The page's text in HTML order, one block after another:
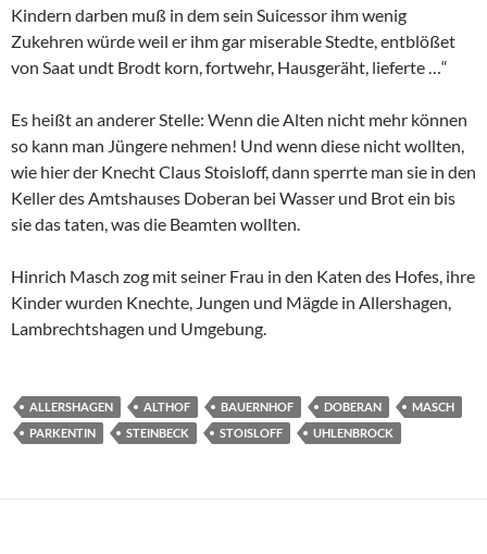
Kindern darben muß in dem sein Suicessor ihm wenig
Zukehren würde weil er ihm gar miserable Stedte, entblößet
von Saat undt Brodt korn, fortwehr, Hausgeräht, lieferte …“
Es heißt an anderer Stelle: Wenn die Alten nicht mehr können
so kann man Jüngere nehmen! Und wenn diese nicht wollten,
wie hier der Knecht Claus Stoisloff, dann sperrte man sie in den
Keller des Amtshauses Doberan bei Wasser und Brot ein bis
sie das taten, was die Beamten wollten.
Hinrich Masch zog mit seiner Frau in den Katen des Hofes, ihre
Kinder wurden Knechte, Jungen und Mägde in Allershagen,
Lambrechtshagen und Umgebung.
ALLERSHAGEN ALTHOF BAUERNHOF DOBERAN
MASCH
PARKENTIN
STEINBECK STOISLOFF UHLENBROCK